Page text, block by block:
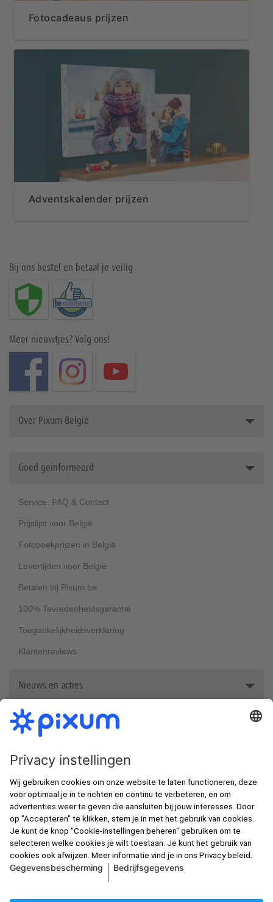
Fotocadeaus prijzen
Adventskalender prijzen
Bij ons bestel en betaal je veilig
Meer nieuwtjes? Volg ons!
Over Pixum België
Werken bij Pixum (Duits)
Duurzaamheid
Goed geïnformeerd
Service: FAQ & Contact
Prijslijst voor België
Fotoboekprijzen in België
Levertijden voor België
Betalen bij Pixum.be
100% Tevredenheidsgarantie
Toegankelijkheidsverklaring
Klantenreviews
Nieuws en acties
Awards
Nieuwe klanten korting
In de spotlight
Fotoboek zelf maken
Beste fotoafdrukken van België
Gsm-hoesjes met eigen foto
Jouw foto met een lijst
Foto op linnen afdrukken
Fotoposter maken
Alle prijzen zijn incl. btw en excl. verzendkosten zoals in de
prijslijst, tenzij anders aangegeven.
© Pixum 2026
Bedrijfsgegevens Voorwaarden Over privacy